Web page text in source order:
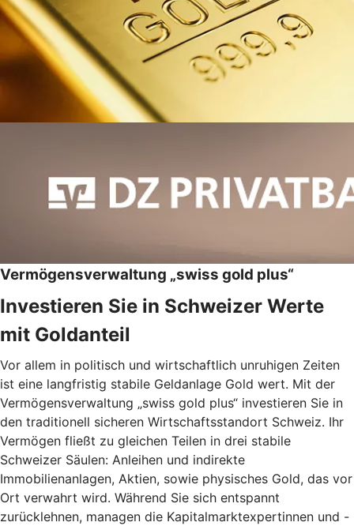
Vermögensverwaltung „swiss gold plus“
Investieren Sie in Schweizer Werte
mit Goldanteil
Vor allem in politisch und wirtschaftlich unruhigen Zeiten
ist eine langfristig stabile Geldanlage Gold wert. Mit der
Vermögensverwaltung „swiss gold plus“ investieren Sie in
den traditionell sicheren Wirtschaftsstandort Schweiz. Ihr
Vermögen fließt zu gleichen Teilen in drei stabile
Schweizer Säulen: Anleihen und indirekte
Immobilienanlagen, Aktien, sowie physisches Gold, das vor
Ort verwahrt wird. Während Sie sich entspannt
zurücklehnen, managen die Kapitalmarktexpertinnen und -